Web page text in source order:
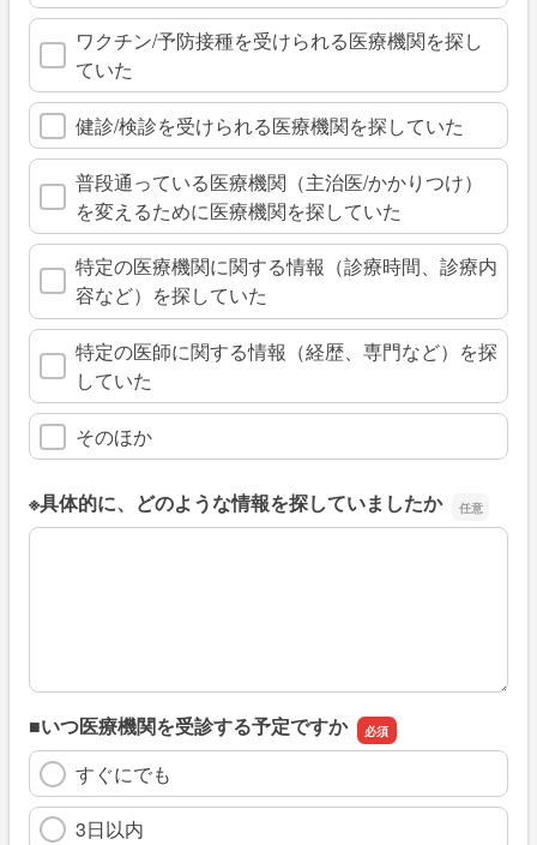
ワクチン/予防接種を受けられる医療機関を探し
ていた
健診/検診を受けられる医療機関を探していた
普段通っている医療機関（主治医/かかりつけ）
を変えるために医療機関を探していた
特定の医療機関に関する情報（診療時間、診療内
容など）を探していた
特定の医師に関する情報（経歴、専門など）を探
していた
そのほか
※具体的に、どのような情報を探していましたか
※具体的に、どのような情報を探していましたか
■いつ医療機関を受診する予定ですか
すぐにでも
3日以内